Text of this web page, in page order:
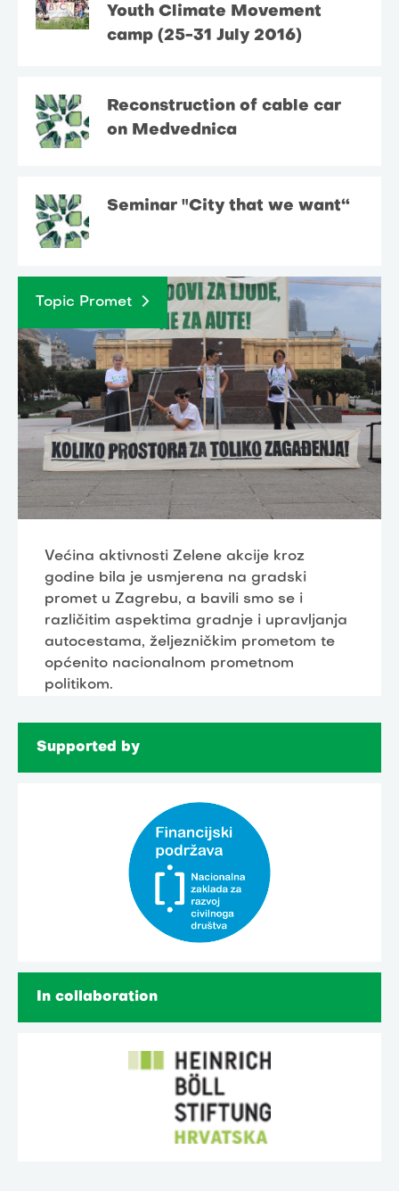
Youth Climate Movement
camp (25-31 July 2016)
Reconstruction of cable car
on Medvednica
Seminar "City that we want“
Topic Promet
Većina aktivnosti Zelene akcije kroz
godine bila je usmjerena na gradski
promet u Zagrebu, a bavili smo se i
različitim aspektima gradnje i upravljanja
autocestama, željezničkim prometom te
općenito nacionalnom prometnom
politikom.
Supported by
In collaboration